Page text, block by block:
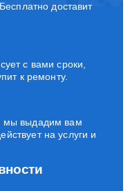
доставит
с вами сроки,
к ремонту.
мы выдадим вам
на услуги и